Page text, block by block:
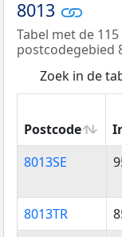
8013
Tabel met de
postcodegebied
Zoek in de
Postcode
Postcode
8013SE
8013TR